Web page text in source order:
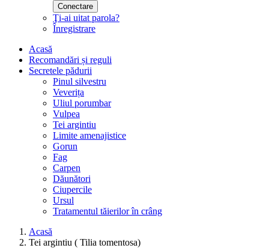
Conectare
Ţi-ai uitat parola?
Înregistrare
Acasă
Recomandări și reguli
Secretele pădurii
Pinul silvestru
Veverița
Uliul porumbar
Vulpea
Tei argintiu
Limite amenajistice
Gorun
Fag
Carpen
Dăunători
Ciupercile
Ursul
Tratamentul tăierilor în crâng
Acasă
Tei argintiu ( Tilia tomentosa)